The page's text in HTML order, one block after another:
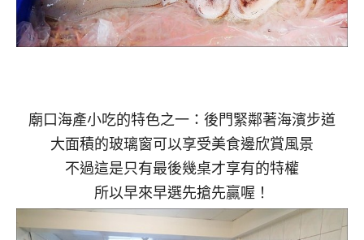
廟口海產小吃的特色之一：後門緊鄰著海濱步道
大面積的玻璃窗可以享受美食邊欣賞風景
不過這是只有最後幾桌才享有的特權
所以早來早選先搶先贏喔！